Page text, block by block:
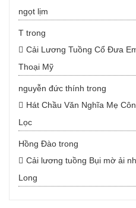
ngọt lịm
T trong
Cải Lương Tuồng Cổ Đưa
Thoại Mỹ
nguyễn đức thính trong
Hát Chầu Văn Nghĩa Mẹ
Lọc
Hồng Đào trong
Cải lương tuồng Bụi mờ ải
Long